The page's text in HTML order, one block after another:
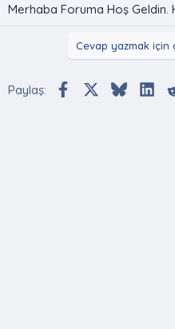
Merhaba Foruma Hoş Geldin.
Cevap yazmak için
Paylaş: FacebookX (Twitter)
Bluesky